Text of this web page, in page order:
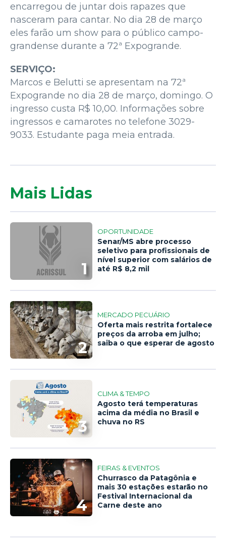
encarregou de juntar dois rapazes que
nasceram para cantar. No dia 28 de março
eles farão um show para o público campo-
grandense durante a 72ª Expogrande.
SERVIÇO:
Marcos e Belutti se apresentam na 72ª
Expogrande no dia 28 de março, domingo. O
ingresso custa R$ 10,00. Informações sobre
ingressos e camarotes no telefone 3029-
9033. Estudante paga meia entrada.
Mais Lidas
1
OPORTUNIDADE
Senar/MS abre processo
seletivo para profissionais de
nível superior com salários de
até R$ 8,2 mil
2
MERCADO PECUÁRIO
Oferta mais restrita fortalece
preços da arroba em julho;
saiba o que esperar de agosto
3
CLIMA & TEMPO
Agosto terá temperaturas
acima da média no Brasil e
chuva no RS
4
FEIRAS & EVENTOS
Churrasco da Patagônia e
mais 30 estações estarão no
Festival Internacional da
Carne deste ano